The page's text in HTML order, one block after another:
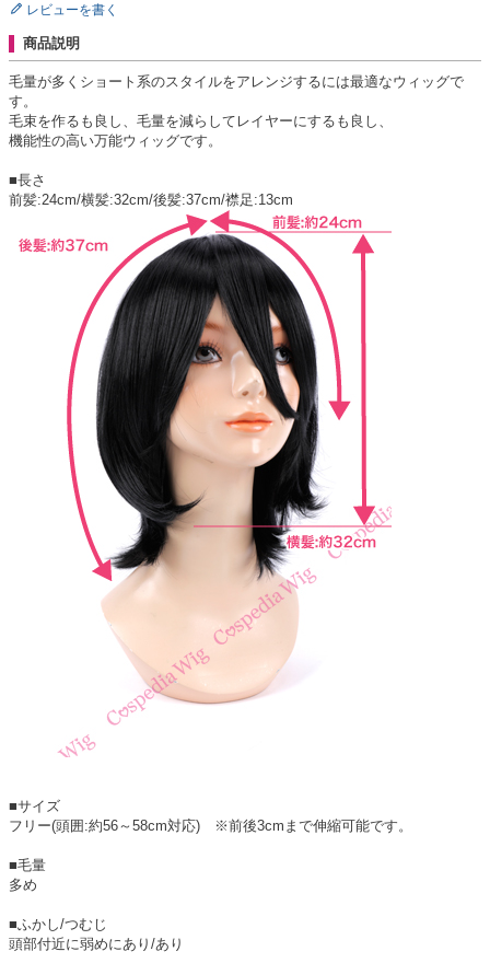
レビューを書く
商品説明
毛量が多くショート系のスタイルをアレンジするには最適なウィッグで
す。
毛束を作るも良し、毛量を減らしてレイヤーにするも良し、
機能性の高い万能ウィッグです。
■長さ
前髪:24cm/横髪:32cm/後髪:37cm/襟足:13cm
■サイズ
フリー(頭囲:約56～58cm対応) ※前後3cmまで伸縮可能です。
■毛量
多め
■ふかし/つむじ
頭部付近に弱めにあり/あり